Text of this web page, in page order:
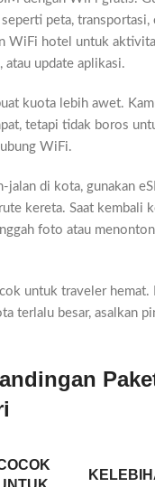
peta, transportasi,
WiFi hotel untuk
update aplikasi.
kuota lebih awet.
tetapi tidak boros
WiFi.
jalan di kota, gunakan
kereta. Saat kembali
foto atau
untuk traveler hemat.
terlalu besar, asalkan